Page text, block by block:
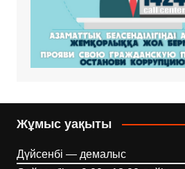
Жұмыс уақыты
Дүйсенбі — демалыс